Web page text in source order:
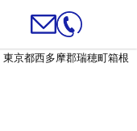
東京都西多摩郡瑞穂町箱根